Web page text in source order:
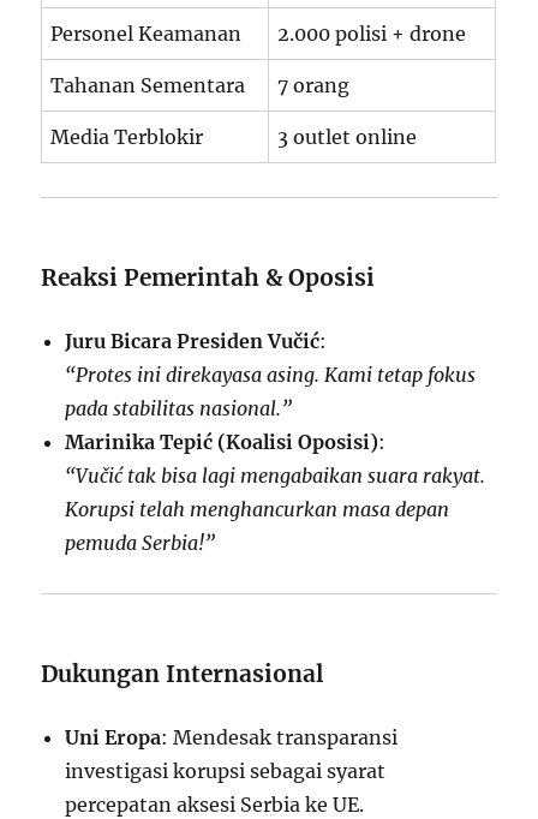
Personel Keamanan 2.000 polisi + drone
Tahanan Sementara 7 orang
Media Terblokir 3 outlet online
Reaksi Pemerintah & Oposisi
Juru Bicara Presiden Vučić:
“Protes ini direkayasa asing. Kami tetap fokus
pada stabilitas nasional.”
Marinika Tepić (Koalisi Oposisi):
“Vučić tak bisa lagi mengabaikan suara rakyat.
Korupsi telah menghancurkan masa depan
pemuda Serbia!”
Dukungan Internasional
Uni Eropa: Mendesak transparansi
investigasi korupsi sebagai syarat
percepatan aksesi Serbia ke UE.